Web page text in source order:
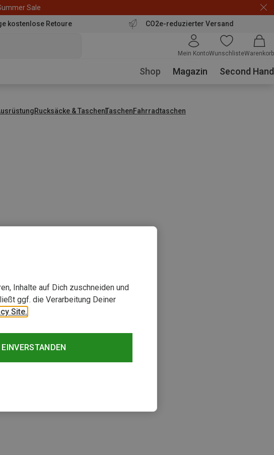
Sale
kostenlose Retoure CO2e-reduzierter Versand
Mein KontoWunschlisteWarenkorb
Shop Magazin Second Hand
Rucksäcke & TaschenTaschenFahrradtaschen
Inhalte auf Dich zuschneiden und
ggf. die Verarbeitung Deiner
Site.
EINVERSTANDEN